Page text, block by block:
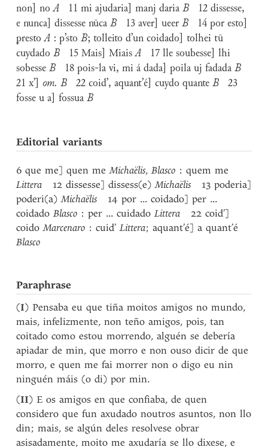
non] noA 11 mi ajudaria] manj dariaB 12 dissesse,
e nunca] dissesse nūcaB 13 aver] ueerB 14 por esto]
ꝑrestoA : p’stoB; tolleito d’un coidado] tolhei tū
cuydadoB 15 Mais] MiaisA 17 lle soubesse] lhi
sobesseB 18 pois-la vi, mi á dada] poila uj fadadaB
21 x’] om. B 22 coid’, aquant’é] cuydo quanteB 23
fosse u a] fossuaB
Editorial variants
6 que me] quen meMichaëlis,Blasco : quem me
Littera 12 dissesse] dissess(e)Michaëlis 13 poderia]
poderi(a)Michaëlis 14 por ... coidado] per ...
coidadoBlasco : per ... cuidado Littera 22 coid’]
coidoMarcenaro : cuid’ Littera; aquant’é] a quant’é
Blasco
Paraphrase
(I) Pensaba eu que tiña moitos amigos no mundo,
mais, infelizmente, non teño amigos, pois, tan
coitado como estou morrendo, alguén se debería
apiadar de min, que morro e non ouso dicir de que
morro, e quen me fai morrer non o digo eu nin
ninguén máis (o di) por min.
(II) E os amigos en que confiaba, de quen
considero que fun axudado noutros asuntos, non llo
din; mais, se algún deles resolvese obrar
asisadamente, moito me axudaría se llo dixese, e